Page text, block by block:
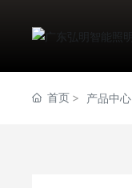
首页 产品中心